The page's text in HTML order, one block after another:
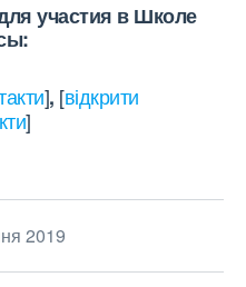
участия в Школе
], [відкрити
]
2019